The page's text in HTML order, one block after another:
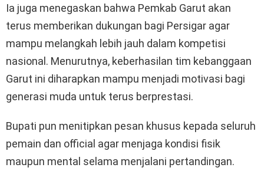
Ia juga menegaskan bahwa Pemkab Garut akan
terus memberikan dukungan bagi Persigar agar
mampu melangkah lebih jauh dalam kompetisi
nasional. Menurutnya, keberhasilan tim kebanggaan
Garut ini diharapkan mampu menjadi motivasi bagi
generasi muda untuk terus berprestasi.
Bupati pun menitipkan pesan khusus kepada seluruh
pemain dan official agar menjaga kondisi fisik
maupun mental selama menjalani pertandingan.